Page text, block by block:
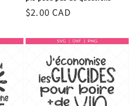
Prix
$2.00 CAD